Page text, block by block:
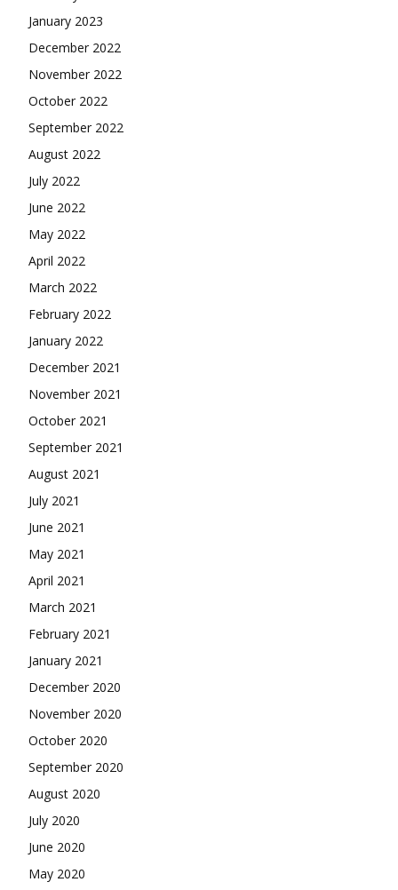
January 2023
December 2022
November 2022
October 2022
September 2022
August 2022
July 2022
June 2022
May 2022
April 2022
March 2022
February 2022
January 2022
December 2021
November 2021
October 2021
September 2021
August 2021
July 2021
June 2021
May 2021
April 2021
March 2021
February 2021
January 2021
December 2020
November 2020
October 2020
September 2020
August 2020
July 2020
June 2020
May 2020